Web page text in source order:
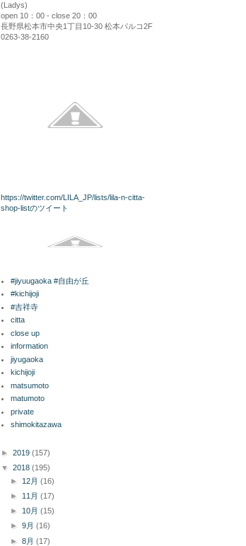
(Ladys)
open 10：00 - close 20：00
長野県松本市中央1丁目10-30 松本パルコ2F
0263-38-2160
https://twitter.com/LILA_JP/lists/lila-n-citta-
shop-listのツイート
Facebook
#jiyuugaoka #自由が丘
#kichijoji
#吉祥寺
citta
close up
information
jiyugaoka
kichijoji
matsumoto
matumoto
private
shimokitazawa
► 2019 (157)
▼ 2018 (195)
► 12月(16)
► 11月(17)
► 10月(15)
►9月(16)
►8月(17)